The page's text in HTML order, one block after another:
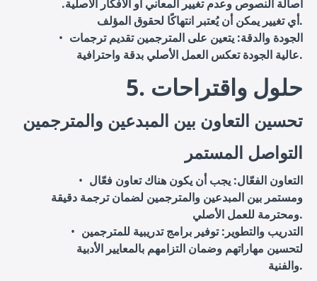
أصالة النصوص وعدم تغيير المعاني أو الأفكار الأصلية.
أي تغيير يمكن أن يُعتبر انتهاكًا لحقوق المؤلف.
الجودة والدقة: يتعين على المترجمين تقديم ترجمات
عالية الجودة تعكس العمل الأصلي بدقة واحترافية.
5. حلول واقتراحات
تحسين التعاون بين المبدعين والمترجمين
التواصل المستمر
التعاون الفعّال: يجب أن يكون هناك تعاون فعّال
ومستمر بين المبدعين والمترجمين لضمان ترجمة دقيقة
ومحترمة للعمل الأصلي.
التدريب والتطوير : توفير برامج تدريبية للمترجمين
لتحسين مهاراتهم وضمان التزامهم بالمعايير الأدبية
والفنية.